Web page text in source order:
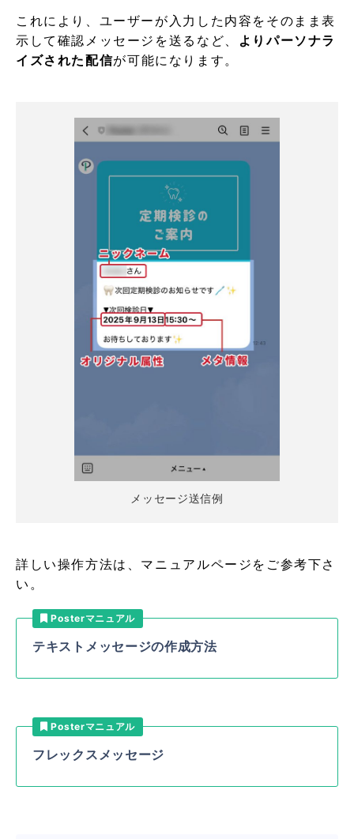
これにより、ユーザーが入力した内容をそのまま表
示して確認メッセージを送るなど、
よりパーソナラ
イズされた配信が可能になります。
メッセージ送信例
詳しい操作方法は、マニュアルページをご参考下さ
い。
Posterマニュアル
テキストメッセージの作成方法
Posterマニュアル
フレックスメッセージ